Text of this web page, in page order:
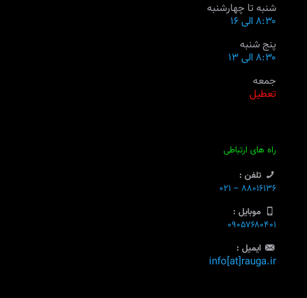
شنبه تا چهارشنبه
۸:۳۰ الی ۱۶
پنج شنبه
۸:۳۰ الی ۱۳
جمعه
تعطیل
راه های ارتباطی
تلفن :
۸۸۰۱۶۱۳۶ – ۰۲۱
موبایل :
۰۹۰۵۷۶۸۰۴۰۱
ایمیل :
info[at]rauga.ir